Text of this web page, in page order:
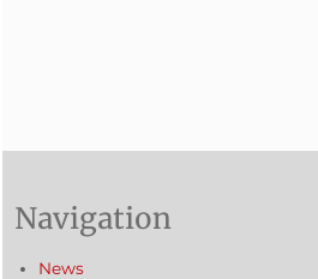
Navigation
News